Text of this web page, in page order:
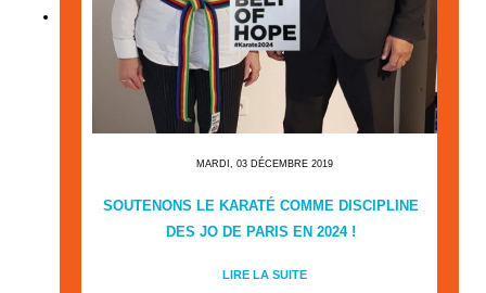
MARDI, 03 DÉCEMBRE 2019
SOUTENONS LE KARATÉ COMME DISCIPLINE
DES JO DE PARIS EN 2024 !
LIRE LA SUITE